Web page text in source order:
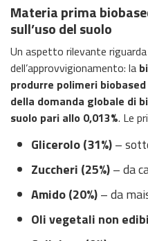
Materia prima
sull’uso del suolo
Un aspetto rilevante
dell’approvvigionamento: la
produrre polimeri biobased
della domanda globale di
suolo pari allo 0,013%. Le
Glicerolo (31%)–
Zuccheri (25%)– da
Amido (20%)– da
Oli vegetali non